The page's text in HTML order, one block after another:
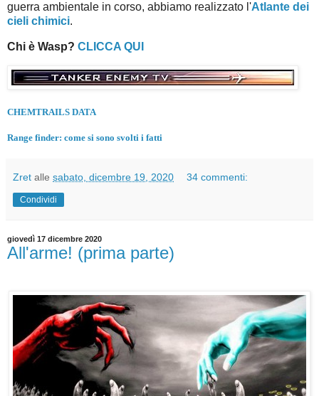
guerra ambientale in corso, abbiamo realizzato l'Atlante dei
cieli chimici.
Chi è Wasp? CLICCA QUI
CHEMTRAILS DATA
Range finder: come si sono svolti i fatti
Zret alle sabato, dicembre 19, 2020 34 commenti:
Condividi
giovedì 17 dicembre 2020
All'arme! (prima parte)